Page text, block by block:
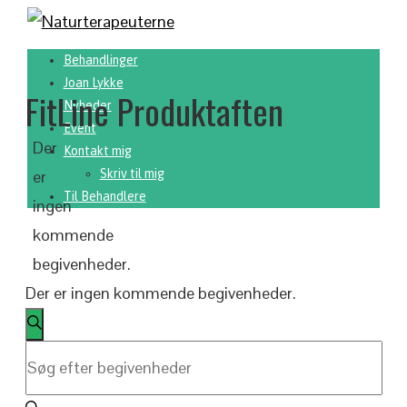
Behandlinger
Joan Lykke
Nyheder
Event
Kontakt mig
Skriv til mig
Til Behandlere
FitLine Produktaften
Der
er
ingen
kommende
begivenheder.
Der er ingen kommende begivenheder.
Begivenheder
Søgning
efter
nøgleord.